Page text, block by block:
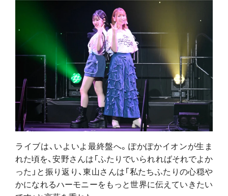
ライブは、いよいよ最終盤へ。ぽかぽかイオンが生ま
れた頃を、安野さんは「ふたりでいられればそれでよか
った」と振り返り、東山さんは「私たちふたりの心穏や
かになれるハーモニーをもっと世界に伝えていきたい